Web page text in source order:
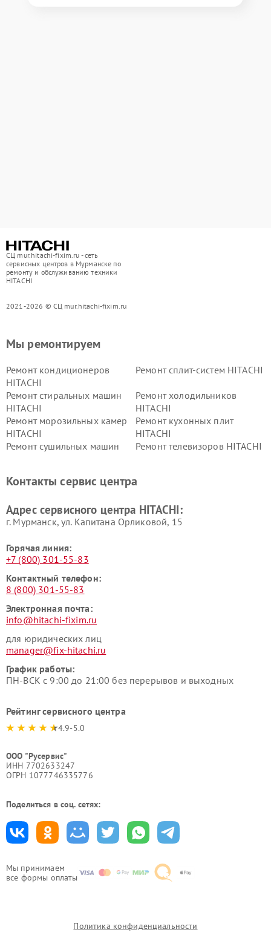
СЦ mur.hitachi-fixim.ru - сеть
сервисных центров в Мурманске по
ремонту и обслуживанию техники
HITACHI
2021-2026 © СЦ mur.hitachi-fixim.ru
Мы принимаем
все формы оплаты
Мы ремонтируем
Ремонт кондиционеров
HITACHI
Ремонт сплит-систем HITACHI
Ремонт стиральных машин
HITACHI
Ремонт холодильников
HITACHI
Ремонт морозильных камер
HITACHI
Ремонт кухонных плит
HITACHI
Ремонт сушильных машин
Ремонт телевизоров HITACHI
данных HITACHI
HITACHI
HITACHI
HITACHI
Контакты сервис центра
Адрес сервисного центра HITACHI:
г. Мурманск, ул. Капитана Орликовой, 15
Горячая линия:
+7 (800) 301-55-83
Контактный телефон:
8 (800) 301-55-83
Электронная почта:
info@hitachi-fixim.ru
для юридических лиц
manager@fix-hitachi.ru
График работы:
ПН-ВСК с 9:00 до 21:00 без перерывов и выходных
Рейтинг сервисного центра
4.9-5.0
ООО "Русервис"
ИНН 7702633247
ОГРН 1077746335776
Поделиться в соц. сетях:
Политика конфиденциальности